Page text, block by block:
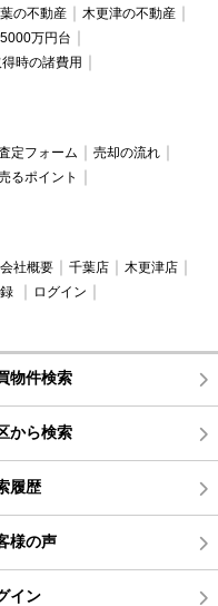
の不動産
木更津の不動産
5000万円台
時の諸費用
定フォーム
売却の流れ
るポイント
会社概要 千葉店
木更津店
ログイン
物件検索
から検索
履歴
様の声
イン